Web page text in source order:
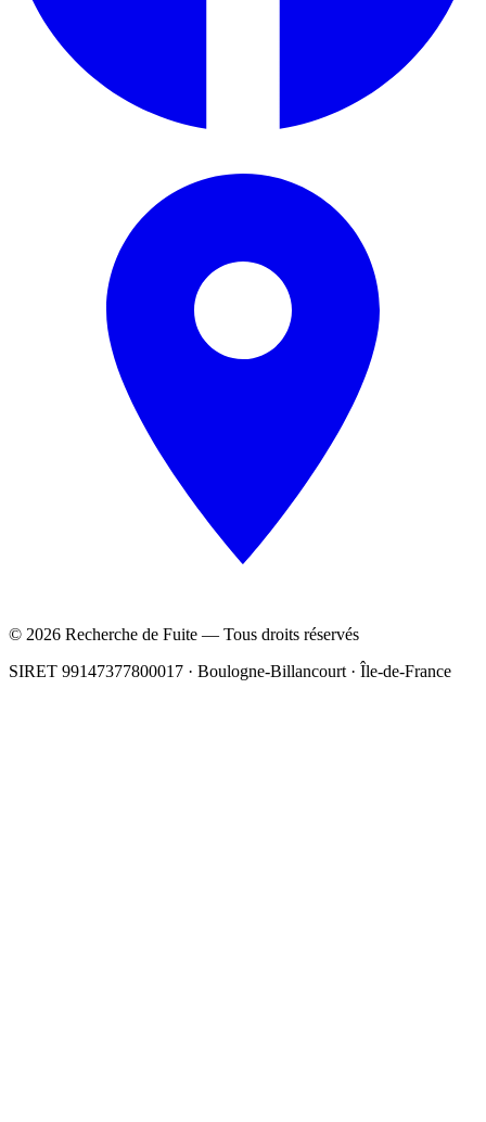
© 2026 Recherche de Fuite — Tous droits réservés
SIRET 99147377800017 · Boulogne-Billancourt · Île-de-France